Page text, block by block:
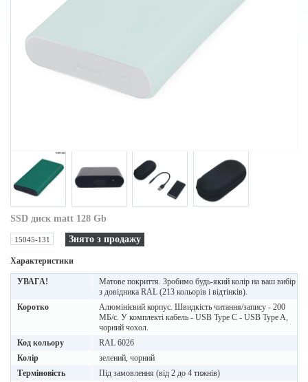
SSD диск matt 128 Gb
15045-131 Знято з продажу
Характеристики
УВАГА!
Матове покриття. Зробимо будь-який колір на ваш вибір
з довідника RAL (213 кольорів і відтінків).
Коротко
Алюмінієвий корпус. Швидкість читання/запису - 200
МБ/с. У комплекті кабель - USB Type C - USB Type A,
чорний чохол.
Код кольору
RAL 6026
Колір
зелений, чорний
Терміновість
Під замовлення (від 2 до 4 тижнів)